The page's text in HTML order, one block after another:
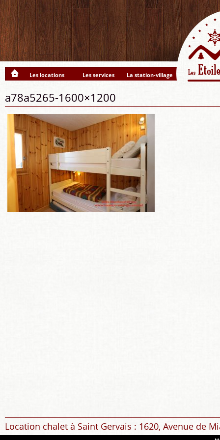
Les locations Les services La station-village
a78a5265-1600×1200
Location chalet à Saint Gervais : 1620, Avenue de